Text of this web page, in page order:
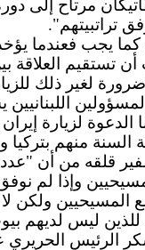
مرتاح إلى
تراتبيتهم".
فعندما يؤخذ
تستقيم
لغير ذلك
الدعوة لزيارة
السنة منهم
قلقه من أن
وإذا لم نوفق
المسيحيين
ليس لديهم
الرئيس